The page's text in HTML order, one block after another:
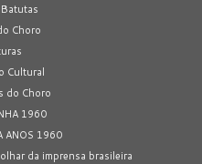
Choro
Cultural
do Choro
1960
ANOS 1960
da imprensa brasileira